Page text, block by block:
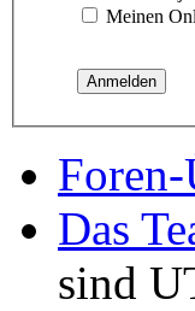
Meinen
Das
sind